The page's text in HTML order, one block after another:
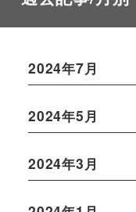
2024年7月
2024年5月
2024年3月